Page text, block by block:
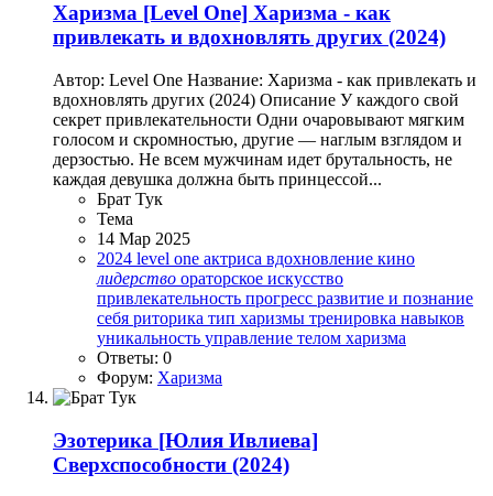
Харизма [Level One] Харизма - как
привлекать и вдохновлять других (2024)
Автор: Level One Название: Харизма - как привлекать и
вдохновлять других (2024) Описание У каждого свой
секрет привлекательности Одни очаровывают мягким
голосом и скромностью, другие — наглым взглядом и
дерзостью. Не всем мужчинам идет брутальность, не
каждая девушка должна быть принцессой...
Брат Тук
Тема
14 Мар 2025
2024 level one актриса вдохновление кино
лидерство ораторское искусство
привлекательность прогресс развитие и познание
себя риторика тип харизмы тренировка навыков
уникальность управление телом харизма
Ответы: 0
Форум: Харизма
Эзотерика [Юлия Ивлиева]
Сверхспособности (2024)